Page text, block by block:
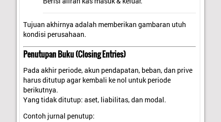
Tujuan akhirnya adalah memberikan gambaran utuh
kondisi perusahaan.
Penutupan Buku (Closing Entries)
Pada akhir periode, akun pendapatan, beban, dan prive
harus ditutup agar kembali ke nol untuk periode
berikutnya.
Yang tidak ditutup: aset, liabilitas, dan modal.
Contoh jurnal penutup: